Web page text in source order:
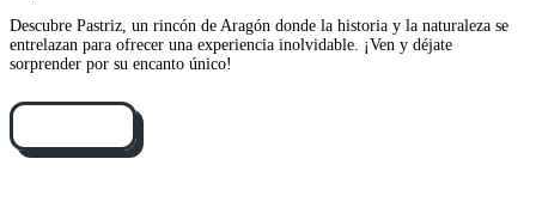
Descubre Pastriz, un rincón de Aragón donde la historia y la naturaleza se
entrelazan para ofrecer una experiencia inolvidable. ¡Ven y déjate
sorprender por su encanto único!